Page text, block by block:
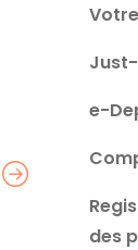
e-
des